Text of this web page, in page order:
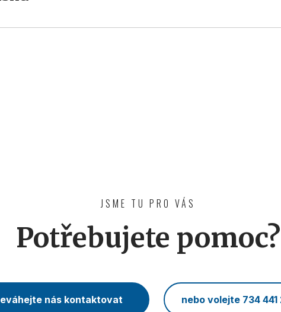
JSME TU PRO VÁS
Potřebujete pomoc?
nás kontaktovat nebo volejte 734 441